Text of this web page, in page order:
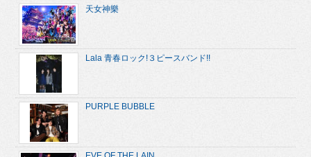
天女神樂
Lala 青春ロック!３ピースバンド!!
PURPLE BUBBLE